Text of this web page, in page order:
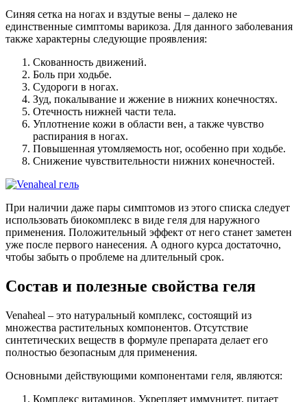
Синяя сетка на ногах и вздутые вены – далеко не
единственные симптомы варикоза. Для данного заболевания
также характерны следующие проявления:
Скованность движений.
Боль при ходьбе.
Судороги в ногах.
Зуд, покалывание и жжение в нижних конечностях.
Отечность нижней части тела.
Уплотнение кожи в области вен, а также чувство
распирания в ногах.
Повышенная утомляемость ног, особенно при ходьбе.
Снижение чувствительности нижних конечностей.
При наличии даже пары симптомов из этого списка следует
использовать биокомплекс в виде геля для наружного
применения. Положительный эффект от него станет заметен
уже после первого нанесения. А одного курса достаточно,
чтобы забыть о проблеме на длительный срок.
Состав и полезные свойства геля
Venaheal – это натуральный комплекс, состоящий из
множества растительных компонентов. Отсутствие
синтетических веществ в формуле препарата делает его
полностью безопасным для применения.
Основными действующими компонентами геля, являются:
Комплекс витаминов. Укрепляет иммунитет, питает